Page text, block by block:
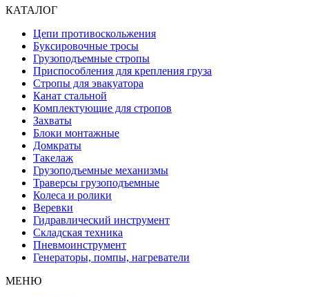
КАТАЛОГ
Цепи противоскольжения
Буксировочные тросы
Грузоподъемные стропы
Приспособления для крепления груза
Стропы для эвакуатора
Канат стальной
Комплектующие для стропов
Захваты
Блоки монтажные
Домкраты
Такелаж
Грузоподъемные механизмы
Траверсы грузоподъемные
Колеса и ролики
Веревки
Гидравлический инструмент
Складская техника
Пневмоинструмент
Генераторы, помпы, нагреватели
МЕНЮ